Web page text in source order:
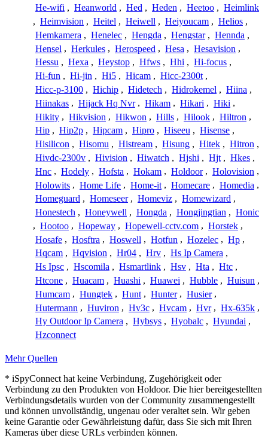
He-wifi , Heanworld , Hed , Heden , Heetoo , Heimlink
, Heimvision , Heitel , Heiwell , Heiyoucam , Helios ,
Hemkamera , Henelec , Hengda , Hengstar , Hennda ,
Hensel , Herkules , Herospeed , Hesa , Hesavision ,
Hessu , Hexa , Heystop , Hfws , Hhi , Hi-focus ,
Hi-fun , Hi-jin , Hi5 , Hicam , Hicc-2300t ,
Hicc-p-3100 , Hichip , Hidetech , Hidrokemel , Hiina ,
Hiinakas , Hijack Hq Nvr , Hikam , Hikari , Hiki ,
Hikity , Hikvision , Hikwon , Hills , Hilook , Hiltron ,
Hip , Hip2p , Hipcam , Hipro , Hiseeu , Hisense ,
Hisilicon , Hisomu , Histream , Hisung , Hitek , Hitron ,
Hivdc-2300v , Hivision , Hiwatch , Hjshi , Hjt , Hkes ,
Hnc , Hodely , Hofsta , Hokam , Holdoor , Holovision ,
Holowits , Home Life , Home-it , Homecare , Homedia ,
Homeguard , Homeseer , Homeviz , Homewizard ,
Honestech , Honeywell , Hongda , Hongjingtian , Honic
, Hootoo , Hopeway , Hopewell-cctv.com , Horstek ,
Hosafe , Hosftra , Hoswell , Hotfun , Hozelec , Hp ,
Hqcam , Hqvision , Hr04 , Hrv , Hs Ip Camera ,
Hs Ipsc , Hscomila , Hsmartlink , Hsv , Hta , Htc ,
Htcone , Huacam , Huashi , Huawei , Hubble , Huisun ,
Humcam , Hungtek , Hunt , Hunter , Husier ,
Hutermann , Huviron , Hv3c , Hvcam , Hvr , Hx-635k ,
Hy Outdoor Ip Camera , Hybsys , Hyobalc , Hyundai ,
Hzconnect
Mehr Quellen
* iSpyConnect hat keine Verbindung, Zugehörigkeit oder
Verbindung zu den Produkten von Holdoor. Die hier bereitgestellten
Verbindungsdetails wurden von der Community zusammengestellt
und können unvollständig, ungenau oder veraltet sein. Wir geben
keine Garantie oder Gewährleistung dafür, dass Sie sich mit Ihren
Kameras über diese URLs verbinden können.